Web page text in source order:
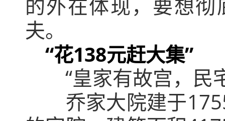
的外在体现，要想
夫。
“花138元赶大集”
“皇家有故宫，民
乔家大院建于